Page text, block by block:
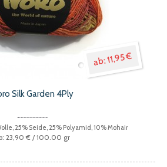
11,95 €
Silk Garden 4Ply
25% Seide, 25% Polyamid, 10% Mohair
23,90 € / 100.00 gr